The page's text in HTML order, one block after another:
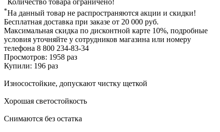
Количество товара ограничено!
*На данный товар не распространяются акции и скидки!
Бесплатная доставка при заказе от 20 000 руб.
Максимальная скидка по дисконтной карте 10%, подробные
условия уточняйте у сотрудников магазина или номеру
телефона 8 800 234-83-34
Просмотров: 1958 раз
Купили: 196 раз
Износостойкие, допускают чистку щеткой
Хорошая светостойкость
Снимаются без остатка